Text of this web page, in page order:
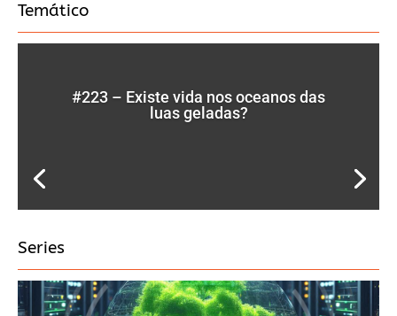
Temático
#223 – Existe vida nos oceanos das
luas geladas?
Series